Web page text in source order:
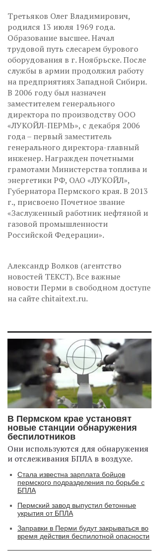
Третьяков Олег Владимирович,
родился 13 июля 1969 года.
Образование высшее. Начал
трудовой путь слесарем бурового
оборудования в г. Ноябрьске. После
службы в армии продолжил работу
на предприятиях Западной Сибири.
В 2006 году был назначен
заместителем генерального
директора по производству ООО
«ЛУКОЙЛ-ПЕРМЬ», с декабря 2006
года – первый заместитель
генерального директора-главный
инженер. Награжден почетными
грамотами Министерства топлива и
энергетики РФ, ОАО «ЛУКОЙЛ»,
Губернатора Пермского края. В 2013
г., присвоено Почетное звание
«Заслуженный работник нефтяной и
газовой промышленности
Российской Федерации».
Александр Волков (агентство
новостей ТЕКСТ). Все важные
новости Перми в свободном доступе
на сайте chitaitext.ru.
В Пермском крае установят
новые станции обнаружения
беспилотников
Они используются для обнаружения
и отслеживания БПЛА в воздухе.
Стала известна зарплата бойцов
пермского подразделения по борьбе с
БПЛА
Пермский завод выпустил бетонные
укрытия от БПЛА
Заправки в Перми будут закрываться во
время действия беспилотной опасности